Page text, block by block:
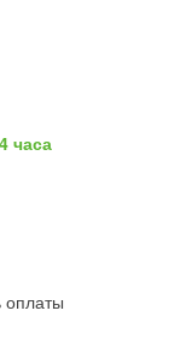
часа
оплаты